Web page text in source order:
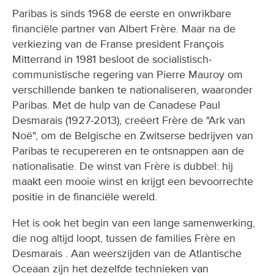
Paribas is sinds 1968 de eerste en onwrikbare
financiële partner van Albert Frère. Maar na de
verkiezing van de Franse president François
Mitterrand in 1981 besloot de socialistisch-
communistische regering van Pierre Mauroy om
verschillende banken te nationaliseren, waaronder
Paribas. Met de hulp van de Canadese Paul
Desmarais (1927-2013), creëert Frère de "Ark van
Noë", om de Belgische en Zwitserse bedrijven van
Paribas te recupereren en te ontsnappen aan de
nationalisatie. De winst van Frère is dubbel: hij
maakt een mooie winst en krijgt een bevoorrechte
positie in de financiële wereld.
Het is ook het begin van een lange samenwerking,
die nog altijd loopt, tussen de families Frère en
Desmarais . Aan weerszijden van de Atlantische
Oceaan zijn het dezelfde technieken van